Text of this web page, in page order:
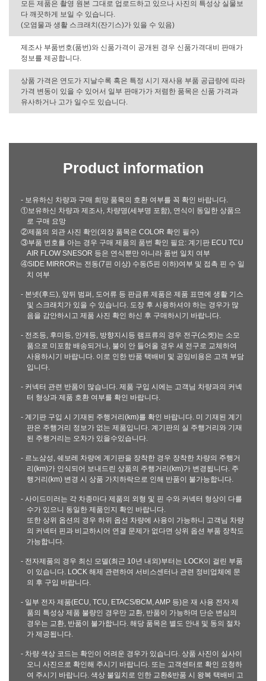
모든 제품은 촬영 원본 그대로 업로드하고 있으나 사진의 특성상 실물보
다 깨끗하게 보일 수 있습니다.
(오염물과 생활 스크래치(잔기스)가 있을 수 있음)
제조사 부품번호(품번)와 신품가격이 공개된 경우 신품가격대비 판매가
정보를 제공합니다.
상품 가격은 연도가 지날수록 혹은 특정 시기 재사용 부품 공급량에 따라
가격 변동이 있을 수 있어서 일부 판매가가 저렴한 품목은 신품 가격과
유사하거나 고가 일수도 있습니다.
Product information
- 보유하신 차량과 구매 희망 품목의 호환 여부를 꼭 확인 바랍니다.
①보유하신 차량과 제조사, 차량명(세부명 포함), 연식이 동일한 상품으
로 구매 요망
②제품의 외관 사진 확인(외장 품목은 COLOR 확인 필수)
③부품 번호를 아는 경우 구매 제품의 품번 확인 필요: 계기판 ECU TCU
AIR FLOW SNESOR 등은 연식뿐만 아니라 품번 일치 여부
④SIDE MIRROR는 전동(7핀 이상) 수동(5핀 이하)여부 및 접촉 핀 수 일
치 여부
- 본넷(후드), 앞뒤 범퍼, 도어류 등 판금류 제품은 제품 표면에 생활 기스
및 스크래치가 있을 수 있습니다. 도장 후 사용하셔야 하는 경우가 많
음을 감안하시고 제품 사진 확인 하신 후 구매하시기 바랍니다.
- 전조등, 후미등, 안개등, 방향지시등 램프류의 경우 전구(소켓)는 소모
품으로 미포함 배송되거나, 불이 안 들어올 경우 새 전구로 교체하여
사용하시기 바랍니다. 이로 인한 반품 택배비 및 공임비용은 고객 부담
입니다.
- 커넥터 관련 반품이 많습니다. 제품 구입 시에는 고객님 차량과의 커넥
터 형상과 제품 호환 여부를 확인 바랍니다.
- 계기판 구입 시 기재된 주행거리(km)를 확인 바랍니다. 미 기재된 계기
판은 주행거리 정보가 없는 제품입니다. 계기판의 실 주행거리와 기재
된 주행거리는 오차가 있을수있습니다.
- 르노삼성, 쉐보레 차량에 계기판을 장착한 경우 장착한 차량의 주행거
리(km)가 인식되어 보내드린 상품의 주행거리(km)가 변경됩니다. 주
행거리(km) 변경 시 상품 가치하락으로 인해 반품이 불가능합니다.
- 사이드미러는 각 차종마다 제품의 외형 및 핀 수와 커넥터 형상이 다를
수가 있으니 동일한 제품인지 확인 바랍니다.
또한 상위 옵션의 경우 하위 옵션 차량에 사용이 가능하니 고객님 차량
의 커넥터 핀과 비교하시어 연결 문제가 없다면 상위 옵션 부품 장착도
가능합니다.
- 전자제품의 경우 최신 모델(최근 10년 내외)부터는 LOCK이 걸린 부품
이 있습니다. LOCK 해제 관련하여 서비스센터나 관련 정비업체에 문
의 후 구입 바랍니다.
- 일부 전자 제품(ECU, TCU, ETACS/BCM, AMP 등)은 재 사용 전자 제
품의 특성상 제품 불량인 경우만 교환, 반품이 가능하며 단순 변심의
경우는 교환, 반품이 불가합니다. 해당 품목은 별도 안내 및 동의 절차
가 제공됩니다.
- 차량 색상 코드는 확인이 어려운 경우가 있습니다. 상품 사진이 실사이
오니 사진으로 확인해 주시기 바랍니다. 또는 고객센터로 확인 요청하
여 주시기 바랍니다. 색상 불일치로 인한 교환&반품 시 왕복 택배비 고